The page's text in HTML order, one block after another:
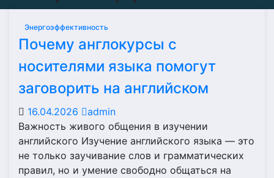
Энергоэффективность
Почему англокурсы с
носителями языка помогут
заговорить на английском
16.04.2026
admin
Важность живого общения в изучении
английского Изучение английского языка — это
не только заучивание слов и грамматических
правил, но и умение свободно общаться на